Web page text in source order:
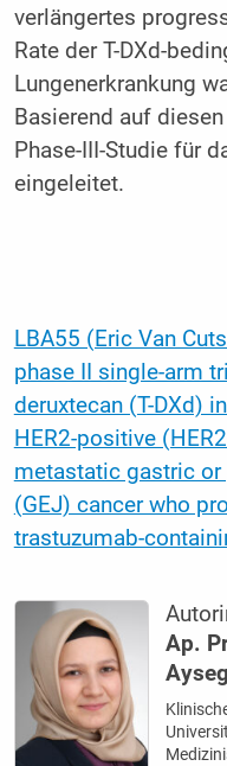
verlängertes
Rate der T-DXd-
Lungenerkrankung
Basierend auf
Phase-III-Studie für
eingeleitet.
LBA55 (Eric Van
phase II single-arm
deruxtecan (T-DXd)
HER2-positive
metastatic gastric
(GEJ) cancer who
trastuzumab-
Ap.